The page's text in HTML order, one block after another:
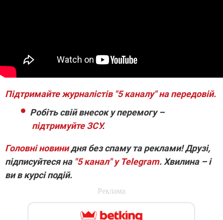
Підтримайте журналістів "5 каналу" на передовій.
Робіть свій внесок у перемогу –
підтримуйте ЗСУ.
Головні новинидня без спаму та реклами! Друзі,
підписуйтеся на "5 канал" у Telegram. Хвилина – і
ви в курсі подій.